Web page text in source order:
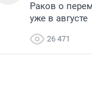
Раков о
уже в августе
26 471